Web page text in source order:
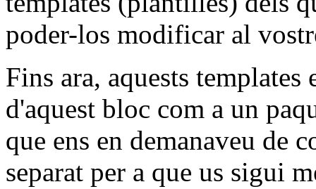
poder-los modificar al
Fins ara, aquests
d'aquest bloc com a un
que ens en demanaveu de
separat per a que us sigui